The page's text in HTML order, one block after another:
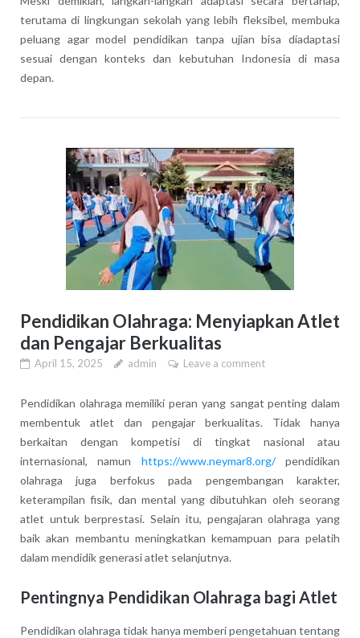
terutama di lingkungan sekolah yang lebih fleksibel, membuka
peluang agar model pendidikan tanpa ujian bisa diadaptasi
sesuai dengan konteks dan kebutuhan Indonesia di masa
depan.
Pendidikan Olahraga: Menyiapkan Atlet
dan Pengajar Berkualitas
April 15, 2025 admin Leave a comment
Pendidikan olahraga memiliki peran yang sangat penting dalam
membentuk atlet dan pengajar berkualitas. Tidak hanya
berkaitan dengan kompetisi di tingkat nasional atau
internasional, namun https://www.neymar8.org/pendidikan
olahraga juga berfokus pada pengembangan karakter,
keterampilan fisik, dan mental yang dibutuhkan oleh seorang
atlet untuk berprestasi. Selain itu, pengajaran olahraga yang
baik akan membantu meningkatkan kemampuan para pelatih
dalam mendidik generasi atlet selanjutnya.
Pentingnya Pendidikan Olahraga bagi Atlet
Pendidikan olahraga tidak hanya memberi pengetahuan tentang